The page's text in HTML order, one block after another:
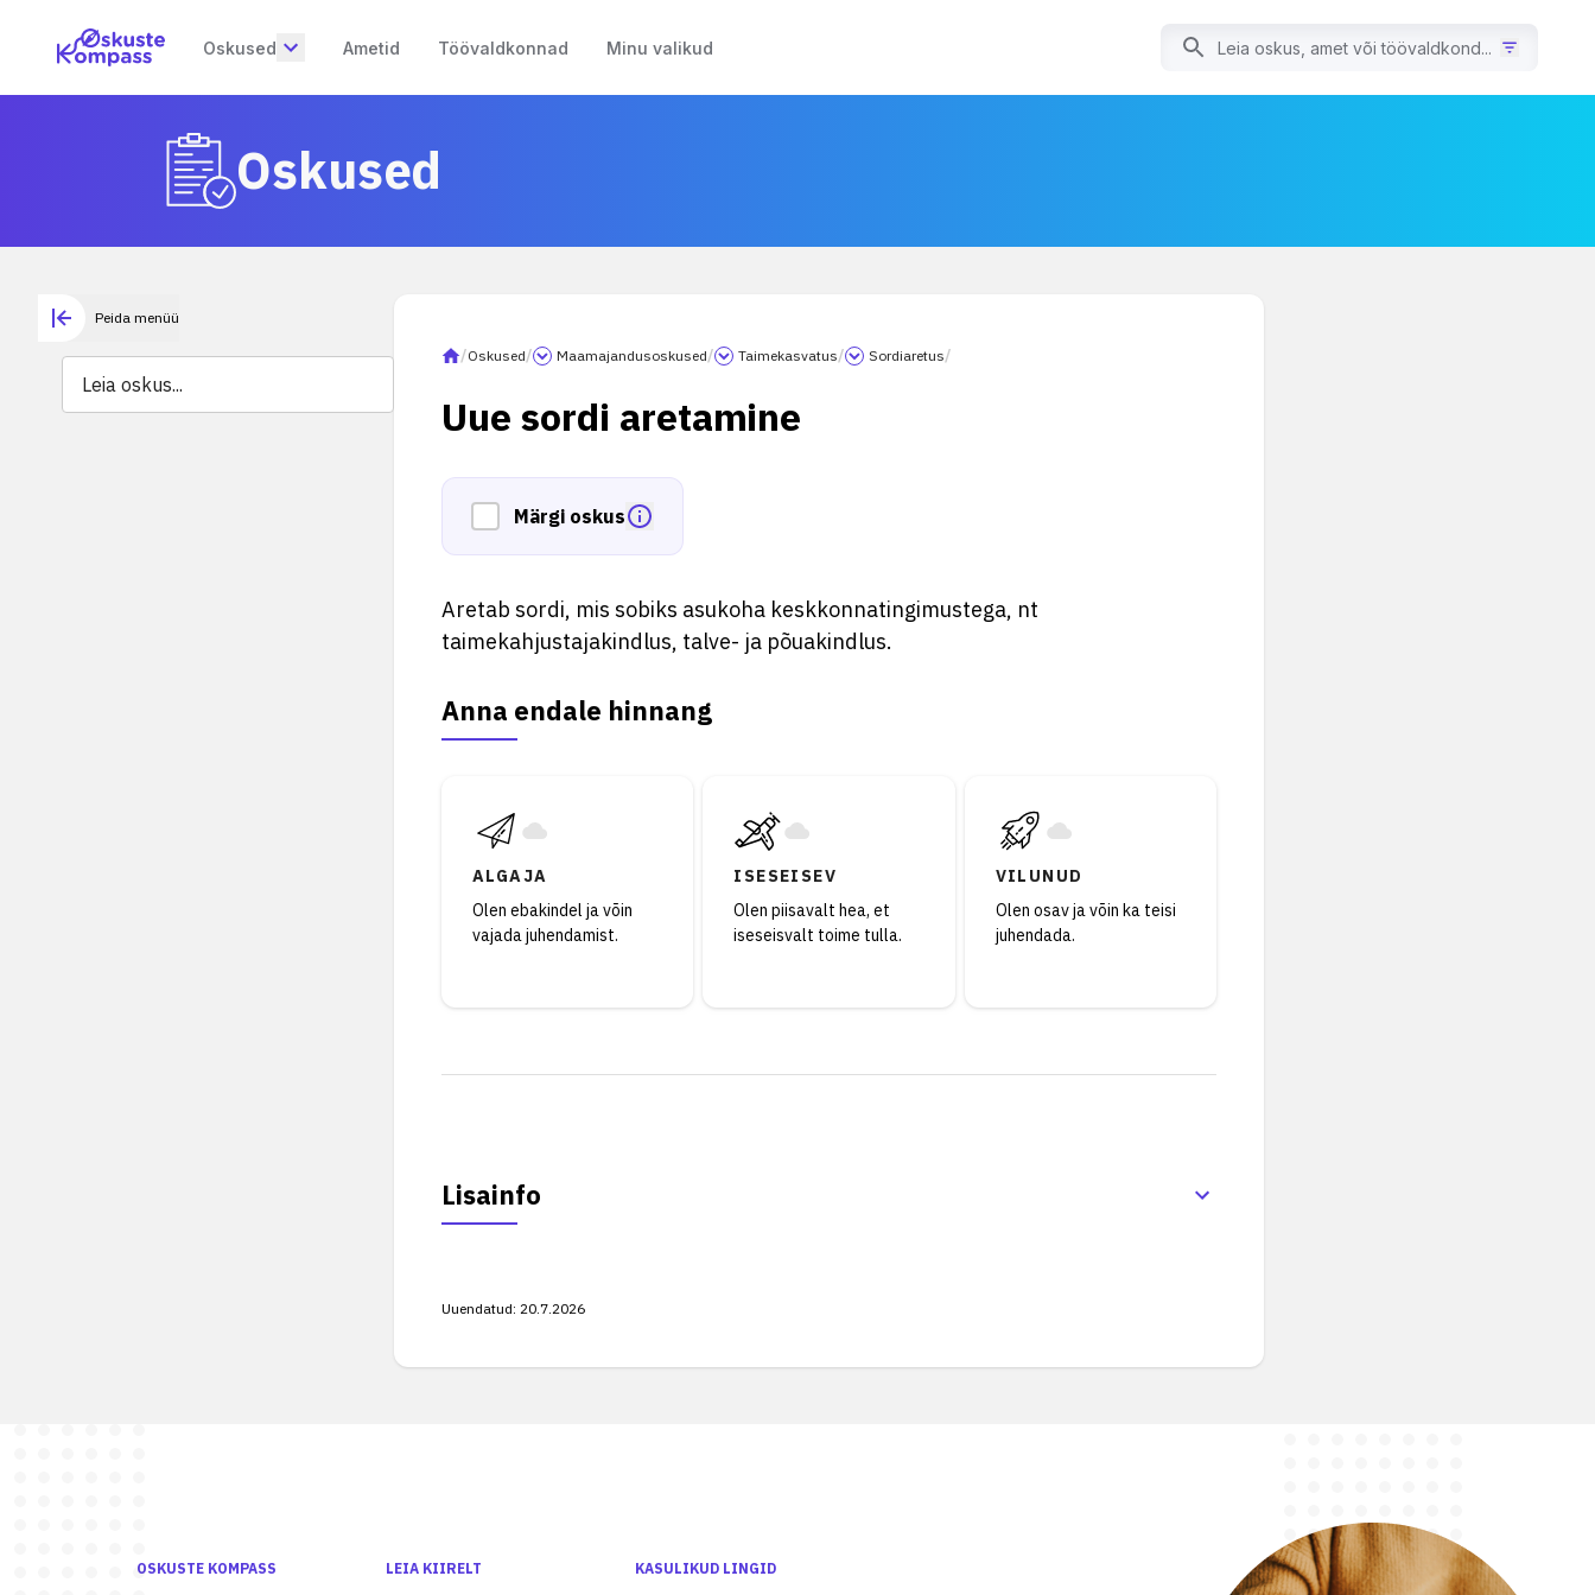
Oskused Ametid Töövaldkonnad Minu valikud
Oskused
Peida menüü
/Oskused/ Maamajandusoskused/ Taimekasvatus/ Sordiaretus/
Uue sordi aretamine
Märgi oskus
Aretab sordi, mis sobiks asukoha keskkonnatingimustega, nt
taimekahjustajakindlus, talve- ja põuakindlus.
Anna endale hinnang
ALGAJA
Olen ebakindel ja võin
vajada juhendamist.
ISESEISEV
Olen piisavalt hea, et
iseseisvalt toime tulla.
VILUNUD
Olen osav ja võin ka teisi
juhendada.
Lisainfo
Uuendatud: 20.7.2026
OSKUSTE KOMPASS LEIA KIIRELT KASULIKUD LINGID